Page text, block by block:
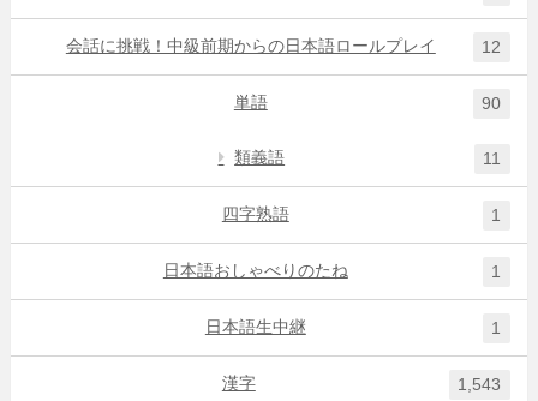
会話に挑戦！中級前期からの日本語ロールプレイ 12
単語 90
類義語 11
四字熟語 1
日本語おしゃべりのたね 1
日本語生中継 1
漢字 1,543